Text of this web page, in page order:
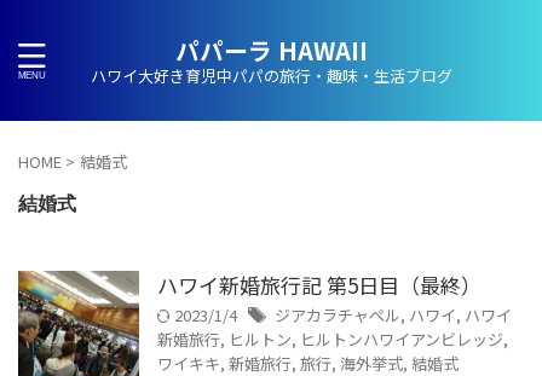
パパーラ HAWAII
ハワイ大好き育児中パパの旅行・趣味・生活ブログ
HOME > 結婚式
結婚式
ハワイ新婚旅行記 第5日目（最終）
2023/1/4 ジアカラチャペル, ハワイ, ハワイ
新婚旅行, ヒルトン, ヒルトンハワイアンビレッジ,
ワイキキ, 新婚旅行, 旅行, 海外挙式, 結婚式